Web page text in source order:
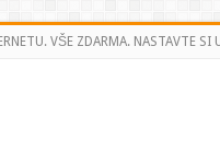
VŠE ZDARMA. NASTAVTE SI